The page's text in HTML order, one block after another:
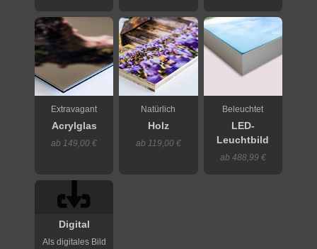
Extravagant
Acrylglas
ab 149,00 €
Natürlich
Holz
ab 119,00 €
Beleuchtet
LED-
Leuchtbild
ab 488,99 €
Digital
Als digitales Bild